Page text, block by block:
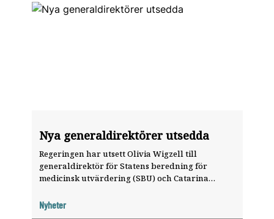
Nya generaldirektörer utsedda
Regeringen har utsett Olivia Wigzell till
generaldirektör för Statens beredning för
medicinsk utvärdering (SBU) och Catarina
Läkemedelsverket.
Nyheter